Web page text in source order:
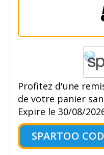
Profitez d'une
de votre panier
Expire le 30/08/
SPARTOO